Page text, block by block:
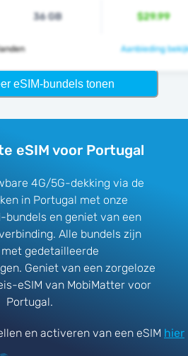
36 GB $29.99
landen Aanbieding
eSIM-bundels tonen
eSIM voor Portugal
4G/5G-dekking via de
in Portugal met onze
bundels en geniet van een
Alle bundels zijn
gedetailleerde
Geniet van een zorgeloze
eSIM van MobiMatter voor
Portugal.
en activeren van een eSIM hier